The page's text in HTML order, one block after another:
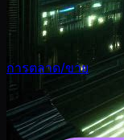
การตลาด/ขาย